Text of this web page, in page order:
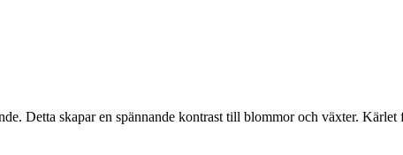
Detta skapar en spännande kontrast till blommor och växter.